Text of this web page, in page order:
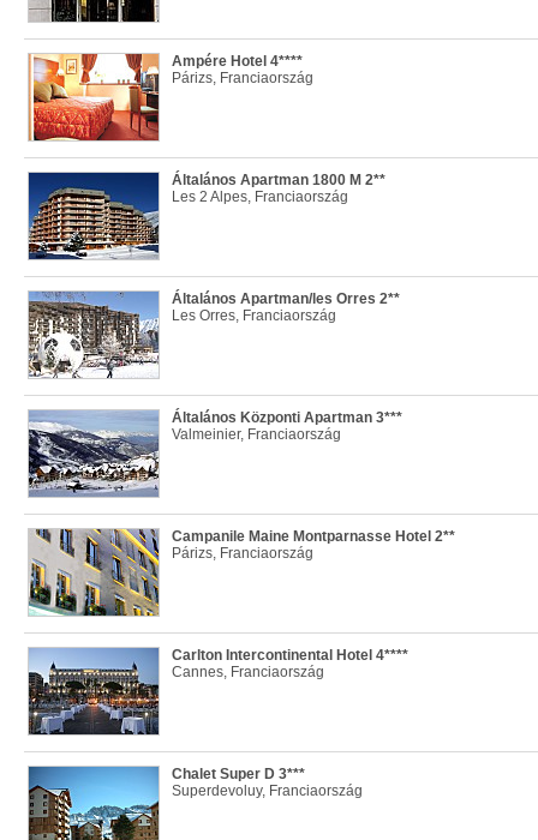
Ampére Hotel 4****
Párizs, Franciaország
Általános Apartman 1800 M 2**
Les 2 Alpes, Franciaország
Általános Apartman/les Orres 2**
Les Orres, Franciaország
Általános Központi Apartman 3***
Valmeinier, Franciaország
Campanile Maine Montparnasse Hotel 2**
Párizs, Franciaország
Carlton Intercontinental Hotel 4****
Cannes, Franciaország
Chalet Super D 3***
Superdevoluy, Franciaország